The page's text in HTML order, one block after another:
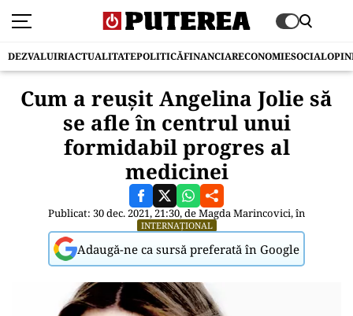
DEZVALUIRIACTUALITATEPOLITICĂFINANCIARECONOMIESOCIAL
Cum a reușit Angelina Jolie să
se afle în centrul unui
formidabil progres al
medicinei
Publicat: 30 dec. 2021, 21:30, deMagda Marincovici, în
INTERNAȚIONAL
Adaugă-ne ca sursă preferată în Google